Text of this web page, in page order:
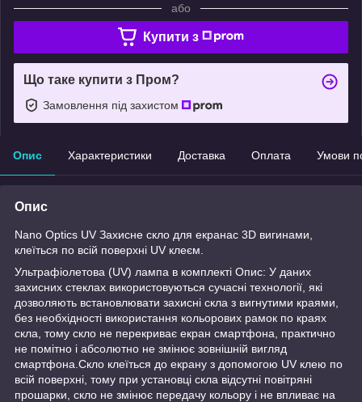
або
Купити з
Що таке купити з Пром?
Замовлення під захистом
Опис Характеристики Доставка Оплата Умови
Опис
Nano Optics UV Захисне скло для екранас 3D вигинами,
клеїться по всій поверхні UV клеєм.
Ультрафіолетова (UV) лампа в комплекті Опис: У даних
захисних стеклах використовуються сучасні технології, які
дозволяють встановлювати захисні скла з вигнутими краями,
без необхідності використання кольорових рамок по краях
скла, тому скло не перекриває екран смартфона, практично
не помітно і абсолютно не змінює зовнішній вигляд
смартфона.Скло клеїться до екрану з допомогою UV клею по
всій поверхні, тому при установці скла відсутні повітряні
прошарки, скло не змінює передачу кольору і не впливає на